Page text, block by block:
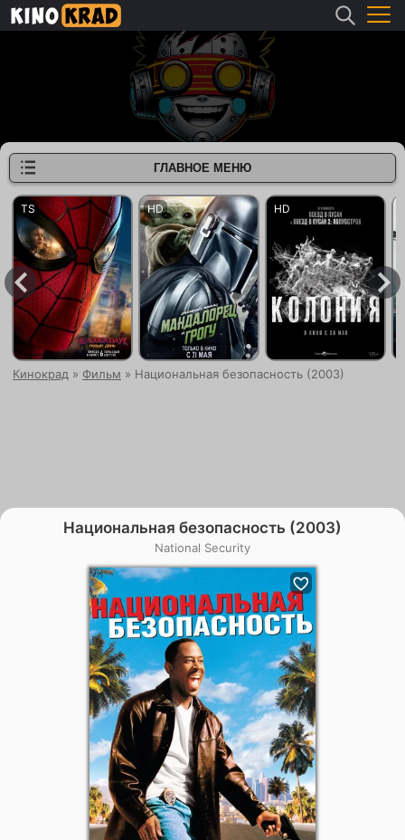
Кинокрад » Фильм » Национальная безопасность (2003)
Национальная безопасность (2003)
National Security
ГЛАВНОЕ МЕНЮ